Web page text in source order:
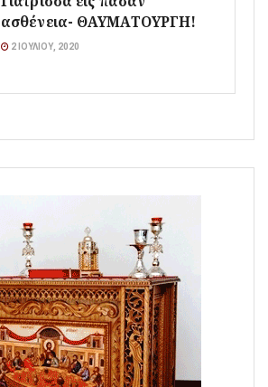
ασθένεια- ΘΑΥΜΑΤΟΥΡΓΗ!
2 ΙΟΥΛΊΟΥ, 2020